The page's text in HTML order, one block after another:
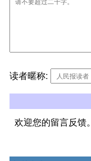
读者暱称:
欢迎您的留言反馈。